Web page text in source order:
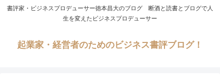
書評家・ビジネスプロデューサー徳本昌大のブログ 断酒と読書とブログで人
生を変えたビジネスプロデューサー
起業家・経営者のためのビジネス書評ブログ！